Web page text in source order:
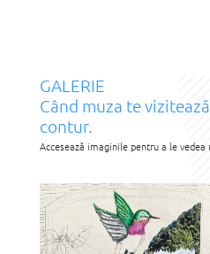
GALERIE
Când muza te
contur.
Accesează imaginile pentru a le vedea